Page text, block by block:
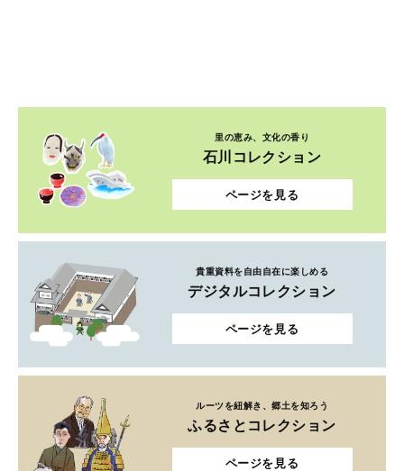
里の恵み、文化の香り
石川コレクション
ページを見る
貴重資料を自由自在に楽しめる
デジタルコレクション
ページを見る
ルーツを紐解き、郷土を知ろう
ふるさとコレクション
ページを見る